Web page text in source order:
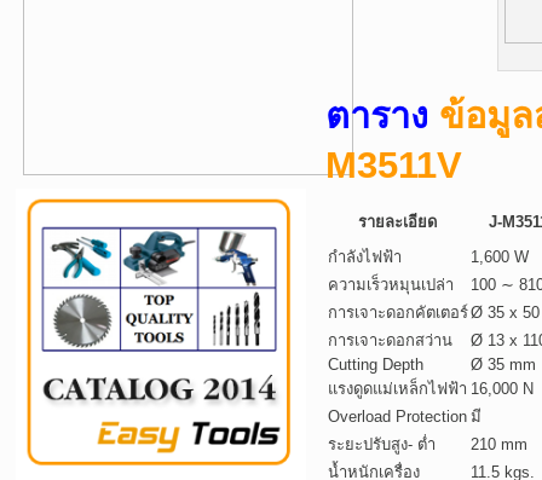
ตาราง ข้อมูล
M3511V
รายละเอียด
J-
กำลังไฟฟ้า
1,600 W
ความเร็วหมุนเปล่า
100 ∼
การเจาะดอกคัตเตอร์Ø 35 x
การเจาะดอกสว่าน
Ø 13 x
Cutting Depth
Ø 35 mm
แรงดูดแม่เหล็กไฟฟ้า 16,000 N
Overload Protection มี
ระยะปรับสูง- ต่ำ
210 mm
น้ำหนักเครื่อง
11.5 kgs.